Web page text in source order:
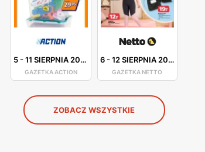
5-11 SIERPNIA 2026
GAZETKA ACTION
6-12 SIERPNIA 2026
GAZETKA NETTO
ZOBACZ WSZYSTKIE